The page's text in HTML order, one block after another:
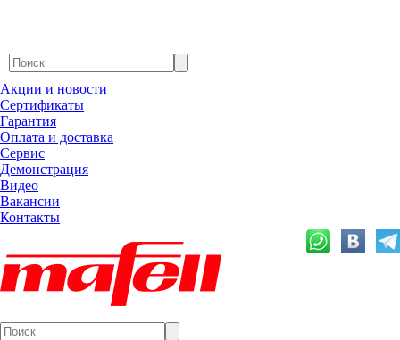
Акции и новости
Сертификаты
Гарантия
Оплата и доставка
Сервис
Демонстрация
Видео
Вакансии
Контакты